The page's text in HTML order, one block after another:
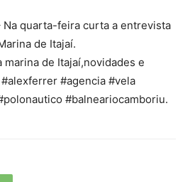
Na quarta-feira curta a entrevista
de Itajaí.
de Itajaí,novidades e
#agencia #vela
#balneariocamboriu.